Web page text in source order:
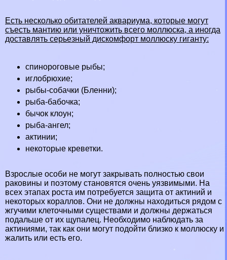
Есть несколько обитателей аквариума, которые могут
съесть мантию или уничтожить всего моллюска, а иногда
доставлять серьезный дискомфорт моллюску гиганту:
спинороговые рыбы;
иглобрюхие;
рыбы-собачки (Бленни);
рыба-бабочка;
бычок клоун;
рыба-ангел;
актинии;
некоторые креветки.
Взрослые особи не могут закрывать полностью свои
paковины и поэтому становятся очень уязвимыми. На
всех этапах роста им потребуется защита от актиний и
некоторых кораллов. Они не должны находиться рядом с
жгучими клеточными существами и должны держаться
подальше от их щупалец. Необходимо наблюдать за
актиниями, так как они могут подойти близко к моллюску и
жалить или есть его.